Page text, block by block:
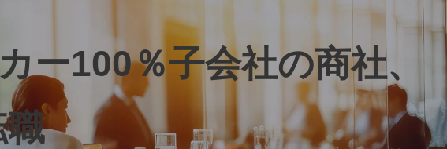
ー100％子会社の商社、